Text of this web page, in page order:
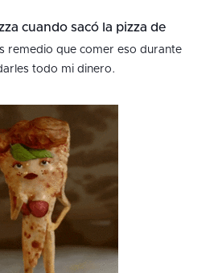
cuando sacó la pizza de
remedio que comer eso durante
todo mi dinero.